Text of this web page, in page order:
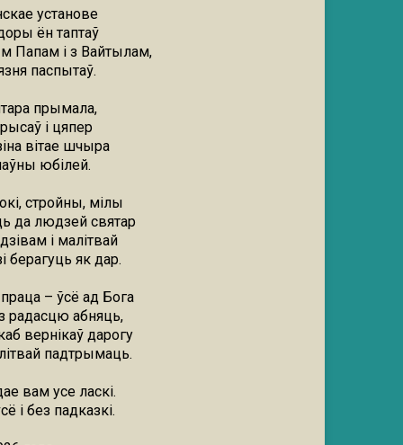
установе
ён таптаў
Папам і з Вайтылам,
паспытаў.
прымала,
і цяпер
вітае шчыра
юбілей.
стройны, мілы
да людзей святар
і малітвай
берагуць як дар.
– ўсё ад Бога
радасцю абняць,
вернікаў дарогу
падтрымаць.
вам усе ласкі.
і без падказкі.